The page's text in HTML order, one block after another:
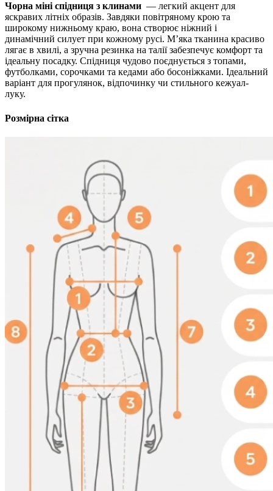
Чорна міні спідниця з клинами — легкий акцент для
яскравих літніх образів. Завдяки повітряному крою та
широкому нижньому краю, вона створює ніжний і
динамічний силует при кожному русі. М’яка тканина красиво
лягає в хвилі, а зручна резинка на талії забезпечує комфорт та
ідеальну посадку. Спідниця чудово поєднується з топами,
футболками, сорочками та кедами або босоніжками. Ідеальний
варіант для прогулянок, відпочинку чи стильного кежуал-
луку.
Розмірна сітка